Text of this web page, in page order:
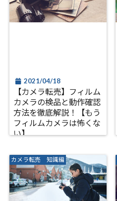
2021/04/18
【カメラ転売】フィルム
カメラの検品と動作確認
方法を徹底解説！【もう
フィルムカメラは怖くな
い】
カメラ転売 知識編